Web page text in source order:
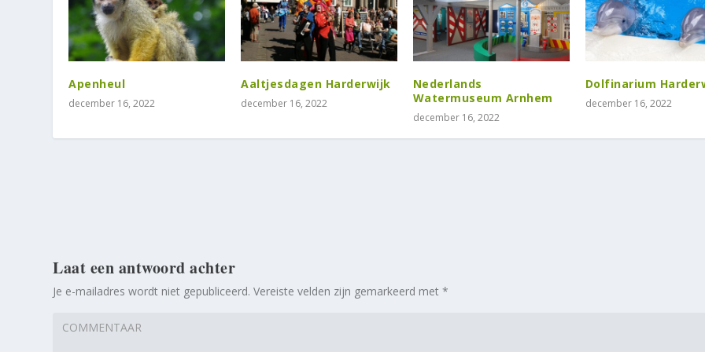
Apenheul
december 16, 2022
Aaltjesdagen Harderwijk
december 16, 2022
Nederlands
Watermuseum Arnhem
december 16, 2022
Dolfinarium
december 16, 2022
Laat een antwoord achter
Je e-mailadres wordt niet gepubliceerd. Vereiste velden zijn gemarkeerd met*